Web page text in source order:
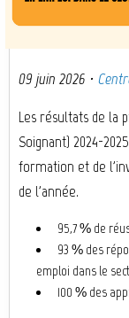
09 juin 2026 ·
Les résultats de la
Soignant) 2024-
formation et de
de l'année.
95,7 % de
93 % des
emploi dans le
100 % des